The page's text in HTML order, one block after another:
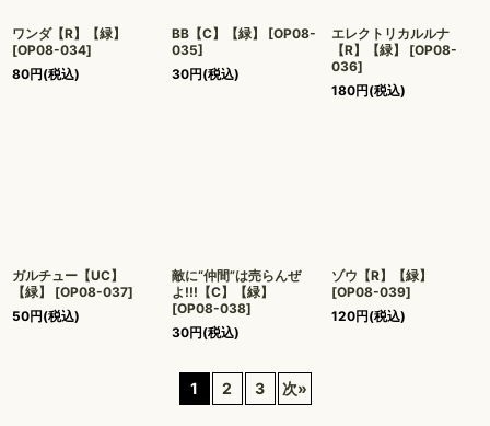
ワンダ【R】【緑】
[OP08-034]
80円(税込)
BB【C】【緑】 [OP08-
035]
30円(税込)
エレクトリカルルナ
【R】【緑】
[OP08-
036]
180円(税込)
ガルチュー【UC】
【緑】
[OP08-037]
50円(税込)
敵に“仲間”は売らんぜ
よ!!!【C】【緑】
[OP08-038]
30円(税込)
ゾウ【R】【緑】
[OP08-039]
120円(税込)
1 2 3 次»